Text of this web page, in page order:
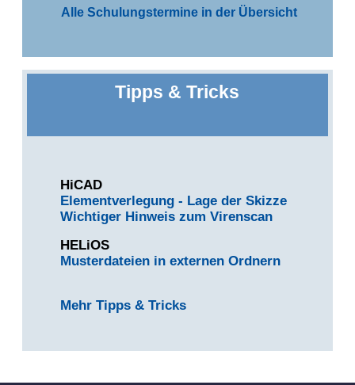
Alle Schulungstermine in der Übersicht
Tipps & Tricks
HiCAD
Elementverlegung - Lage der Skizze
Wichtiger Hinweis zum Virenscan
HELiOS
Musterdateien in externen Ordnern
Mehr Tipps & Tricks